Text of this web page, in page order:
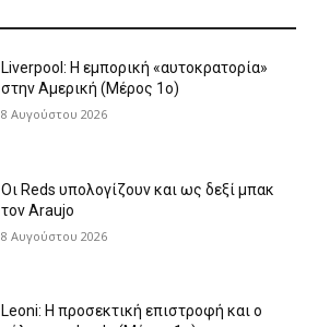
Liverpool: Η εμπορική «αυτοκρατορία»
στην Αμερική (Μέρος 1ο)
8 Αυγούστου 2026
Οι Reds υπολογίζουν και ως δεξί μπακ
τον Araujo
8 Αυγούστου 2026
Leoni: Η προσεκτική επιστροφή και ο